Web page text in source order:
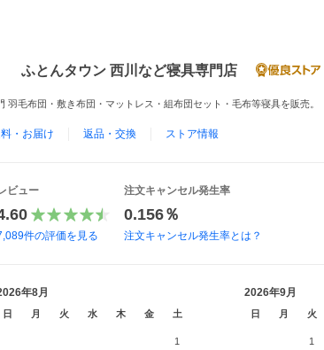
ふとんタウン 西川など寝具専門店
羽毛布団・敷き布団・マットレス・組布団セット・毛布等寝具を販売。
・お届け 返品・交換 ストア情報
ビュー
件の評価を見る
注文キャンセル発生率
0.156％
注文キャンセル発生率とは？
年8月
日 月 火 水 木 金 土
1
2026年9月
日 月 火
1